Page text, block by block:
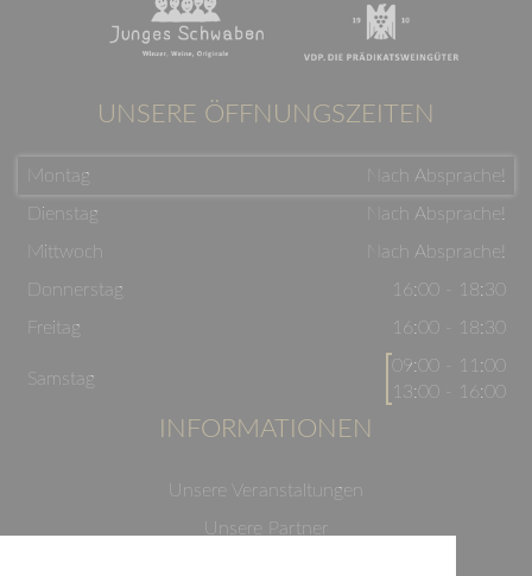
UNSERE ÖFFNUNGSZEITEN
Montag
Nach Absprache!
Dienstag
Nach Absprache!
Mittwoch
Nach Absprache!
Donnerstag
16:00 - 18:30
Freitag
16:00 - 18:30
Samstag
09:00 - 11:00
13:00 - 16:00
INFORMATIONEN
Unsere Veranstaltungen
Unsere Partner